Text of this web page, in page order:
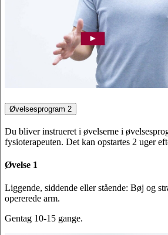
Øvelsesprogram 2
Du bliver instrueret i øvelserne i
fysioterapeuten. Det kan opstartes 2 uger
Øvelse 1
Liggende, siddende eller stående: Bøj og
opererede arm.
Gentag 10-15 gange.